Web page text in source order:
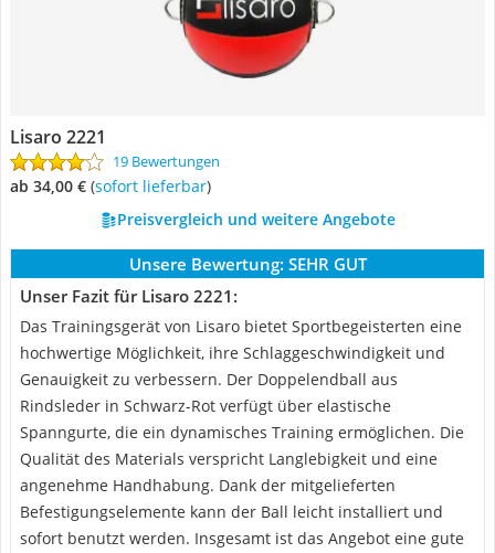
Lisaro 2221
19 Bewertungen
ab 34,00 € ( Sofort lieferbar)
Preisvergleich und weitere Angebote
Unsere Bewertung: SEHR GUT
Unser Fazit für Lisaro 2221:
Das Trainingsgerät von Lisaro bietet Sportbegeisterten eine
hochwertige Möglichkeit, ihre Schlaggeschwindigkeit und
Genauigkeit zu verbessern. Der Doppelendball aus
Rindsleder in Schwarz-Rot verfügt über elastische
Spanngurte, die ein dynamisches Training ermöglichen. Die
Qualität des Materials verspricht Langlebigkeit und eine
angenehme Handhabung. Dank der mitgelieferten
Befestigungselemente kann der Ball leicht installiert und
sofort benutzt werden. Insgesamt ist das Angebot eine gute